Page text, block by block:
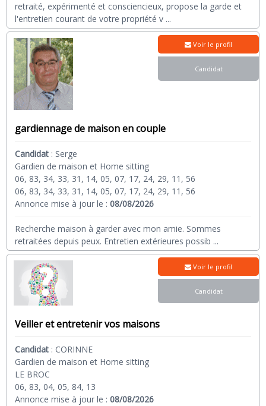
retraité, expérimenté et consciencieux, propose la garde et
l'entretien courant de votre propriété v ...
gardiennage de maison en couple
Candidat : Serge
Gardien de maison et Home sitting
06, 83, 34, 33, 31, 14, 05, 07, 17, 24, 29, 11, 56
06, 83, 34, 33, 31, 14, 05, 07, 17, 24, 29, 11, 56
Annonce mise à jour le :08/08/2026
Recherche maison à garder avec mon amie. Sommes
retraitées depuis peux. Entretien extérieures possib ...
Voir le profil
Candidat
Veiller et entretenir vos maisons
Candidat : CORINNE
Gardien de maison et Home sitting
LE BROC
06, 83, 04, 05, 84, 13
Annonce mise à jour le :08/08/2026
Voir le profil
Candidat